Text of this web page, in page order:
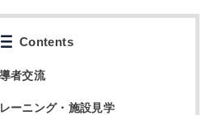
Contents
者交流
ーニング・施設見学